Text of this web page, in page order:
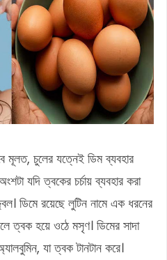
মূলত, চুলের যত্নেই ডিম ব্যবহার
যদি ত্বকের চর্চায় ব্যবহার করা
ডিমে রয়েছে লুটিন নামে এক ধরনের
ত্বক হয়ে ওঠে মসৃণ। ডিমের সাদা
যা ত্বক টানটান করে।